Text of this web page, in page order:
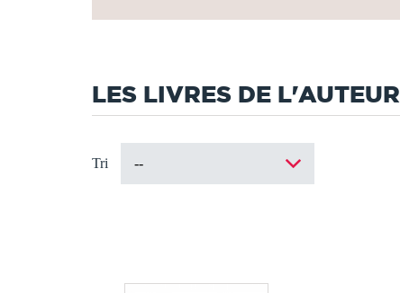
LES LIVRES DE L'AUTEUR
Tri